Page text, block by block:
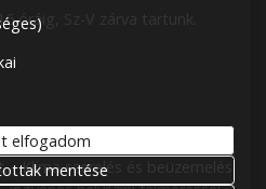
óráig, Sz-V zárva tartunk.
Klíma szerelés és beüzemelés
elfogadom
mentése